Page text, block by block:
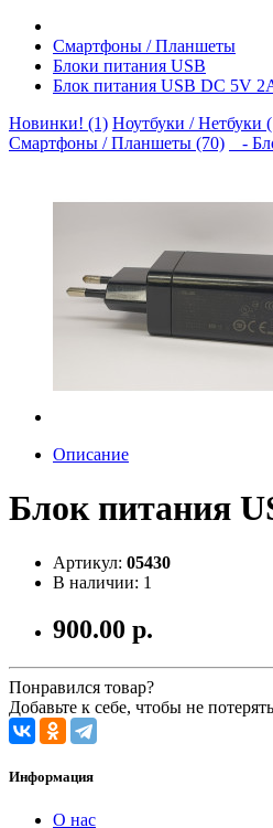
Смартфоны / Планшеты
Блоки питания USB
Блок питания USB DC 5V
Новинки! (1) Ноутбуки / Нетбуки
Смартфоны / Планшеты (70)
-
Описание
Блок питания
Артикул: 05430
В наличии: 1
900.00 р.
Понравился товар?
Добавьте к себе, чтобы не потерять
Информация
О нас